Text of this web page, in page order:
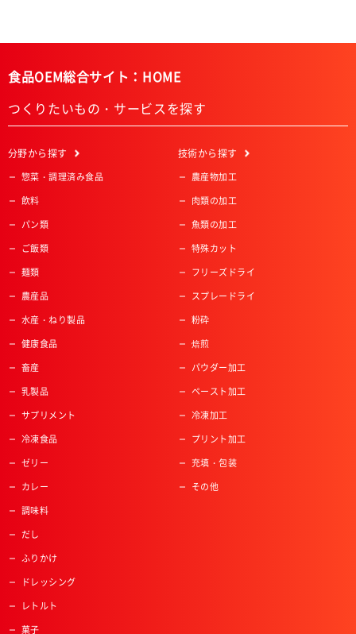
食品OEM総合サイト：HOME
つくりたいもの・サービスを探す
分野から探す
惣菜・調理済み食品
飲料
パン類
ご飯類
麺類
農産品
水産・ねり製品
健康食品
畜産
乳製品
サプリメント
冷凍食品
ゼリー
カレー
調味料
だし
ふりかけ
ドレッシング
レトルト
菓子
技術から探す
農産物加工
肉類の加工
魚類の加工
特殊カット
フリーズドライ
スプレードライ
粉砕
焙煎
パウダー加工
ペースト加工
冷凍加工
プリント加工
充填・包装
その他